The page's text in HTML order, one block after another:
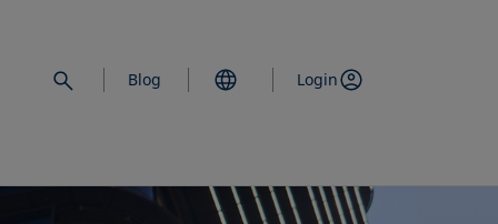
Blog Login